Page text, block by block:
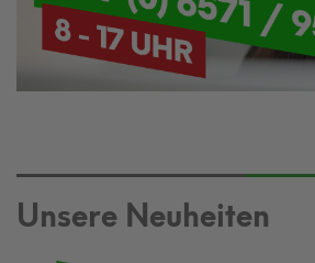
Unsere Neuheiten